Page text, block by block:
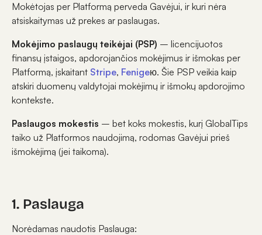
Mokėtojas per Platformą perveda Gavėjui, ir kuri nėra
atsiskaitymas už prekes ar paslaugas.
Mokėjimo paslaugų teikėjai (PSP) – licencijuotos
finansų įstaigos, apdorojančios mokėjimus ir išmokas per
Platformą, įskaitant Stripe, Fenigeю. Šie PSP veikia kaip
atskiri duomenų valdytojai mokėjimų ir išmokų apdorojimo
kontekste.
Paslaugos mokestis – bet koks mokestis, kurį GlobalTips
taiko už Platformos naudojimą, rodomas Gavėjui prieš
išmokėjimą (jei taikoma).
1. Paslauga
Norėdamas naudotis Paslauga: